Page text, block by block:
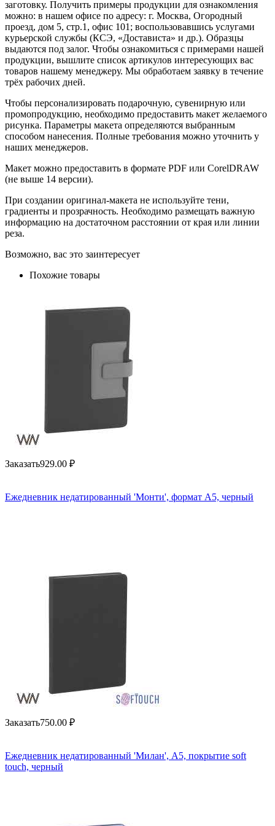
заготовку. Получить примеры продукции для ознакомления
можно: в нашем офисе по адресу: г. Москва, Огородный
проезд, дом 5, стр.1, офис 101; воспользовавшись услугами
курьерской службы (КСЭ, «Достависта» и др.). Образцы
выдаются под залог. Чтобы ознакомиться с примерами нашей
продукции, вышлите список артикулов интересующих вас
товаров нашему менеджеру. Мы обработаем заявку в течение
трёх рабочих дней.
Чтобы персонализировать подарочную, сувенирную или
промопродукцию, необходимо предоставить макет желаемого
рисунка. Параметры макета определяются выбранным
способом нанесения. Полные требования можно уточнить у
наших менеджеров.
Макет можно предоставить в формате PDF или CorelDRAW
(не выше 14 версии).
При создании оригинал-макета не используйте тени,
градиенты и прозрачность. Необходимо размещать важную
информацию на достаточном расстоянии от края или линии
реза.
Возможно, вас это заинтересует
Похожие товары
Заказать929.00 ₽
Ежедневник недатированный 'Монти', формат А5, черный
Заказать750.00 ₽
Ежедневник недатированный 'Милан', А5, покрытие soft
touch, черный